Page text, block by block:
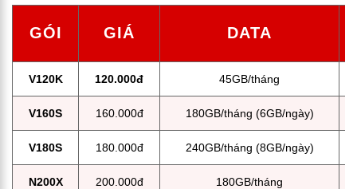
GÓI GIÁ DATA
V120K 120.000đ 45GB/tháng
V160S 160.000đ 180GB/tháng (6GB/ngày)
V180S 180.000đ 240GB/tháng (8GB/ngày)
N200X 200.000đ 180GB/tháng